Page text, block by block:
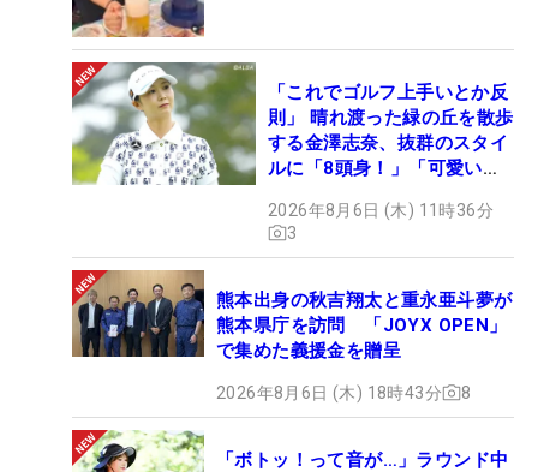
「これでゴルフ上手いとか反
則」 晴れ渡った緑の丘を散歩
する金澤志奈、抜群のスタイ
ルに「8頭身！」「可愛いに
2026年8月6日 (木) 11時36分
3
熊本出身の秋吉翔太と重永亜斗夢が
熊本県庁を訪問 「JOYX OPEN」
で集めた義援金を贈呈
2026年8月6日 (木) 18時43分 8
「ボトッ！って音が…」ラウンド中